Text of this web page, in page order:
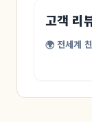
고객 리
🌍 전세계